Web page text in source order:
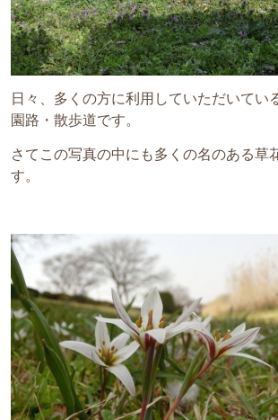
日々、多くの方に利用していただいてい
園路・散歩道です。
さてこの写真の中にも多くの名のある草
す。